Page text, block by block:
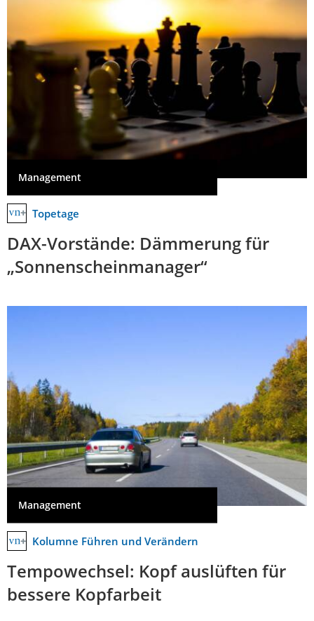
Management
Topetage
DAX-Vorstände: Dämmerung für
„Sonnenscheinmanager“
Management
Kolumne Führen und Verändern
Tempowechsel: Kopf auslüften für
bessere Kopfarbeit